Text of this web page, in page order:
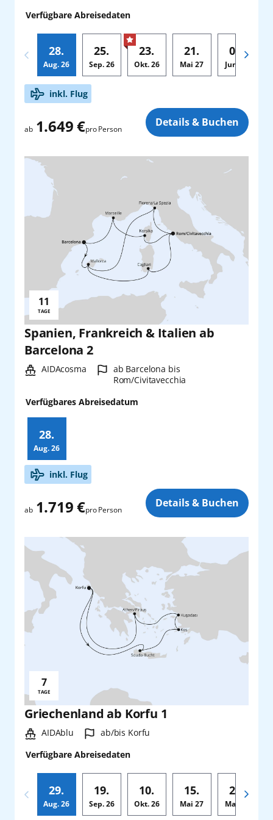
Verfügbare Abreisedaten
28.
Aug. 26
25.
Sep.26
23.
Okt.26
21.
Mai 27
04.
Jun.
Zusatzinkl. Flug
ab 1.649 €pro Person Details & Buchen
Spanien, Frankreich & Italien ab
Barcelona 2
Schiff:
AIDAcosma Hafen:
ab Barcelona bis
Rom/Civitavecchia
Verfügbares Abreisedatum
28.
Aug. 26
Reisedauer:
11
TAGE
Zusatzinkl. Flug
ab 1.719 €pro Person Details & Buchen
Griechenland ab Korfu 1
Schiff:
AIDAblu Hafen:
ab/bis Korfu
Verfügbare Abreisedaten
29.
Aug. 26
19.
Sep.26
10.
Okt.26
15.
Mai 27
29.
Mai
Reisedauer:
7
TAGE